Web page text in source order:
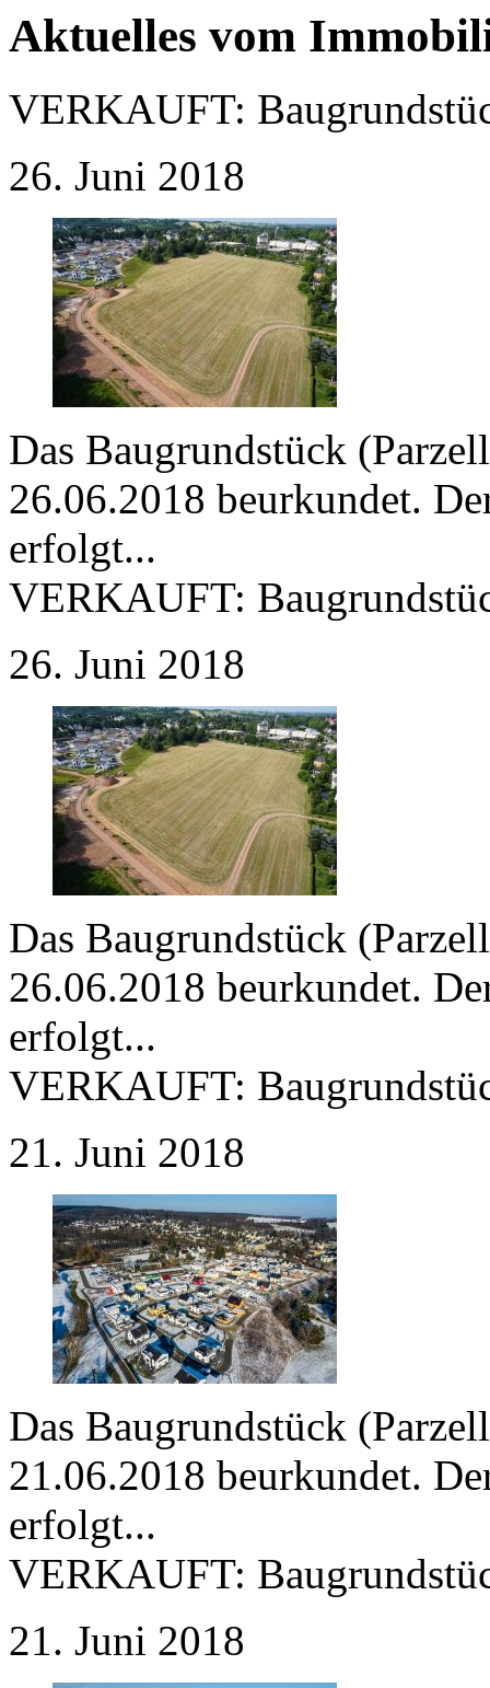
Aktuelles vom
VERKAUFT:
26. Juni 2018
Das Baugrundstück
26.06.2018 beurkundet.
erfolgt...
VERKAUFT:
26. Juni 2018
Das Baugrundstück
26.06.2018 beurkundet.
erfolgt...
VERKAUFT:
21. Juni 2018
Das Baugrundstück
21.06.2018 beurkundet.
erfolgt...
VERKAUFT:
21. Juni 2018